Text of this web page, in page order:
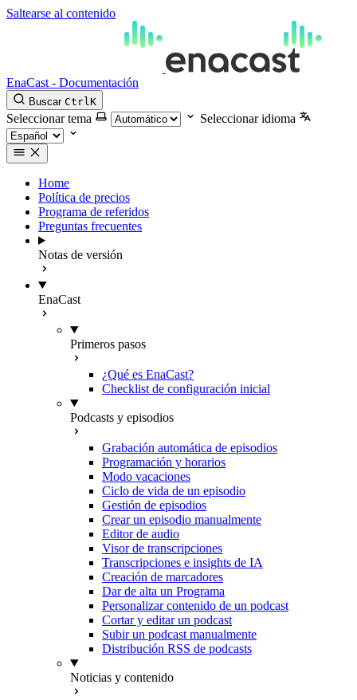
Saltearse al contenido
EnaCast - Documentación
Buscar CtrlK
Seleccionar tema Seleccionar idioma
Home
Política de precios
Programa de referidos
Preguntas frecuentes
Notas de versión
EnaCast
Primeros pasos
¿Qué es EnaCast?
Checklist de configuración inicial
Podcasts y episodios
Grabación automática de episodios
Programación y horarios
Modo vacaciones
Ciclo de vida de un episodio
Gestión de episodios
Crear un episodio manualmente
Editor de audio
Visor de transcripciones
Transcripciones e insights de IA
Creación de marcadores
Dar de alta un Programa
Personalizar contenido de un podcast
Cortar y editar un podcast
Subir un podcast manualmente
Distribución RSS de podcasts
Noticias y contenido